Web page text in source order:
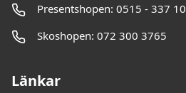
Presentshopen: 0515 - 337 10
Skoshopen: 072 300 3765
Länkar